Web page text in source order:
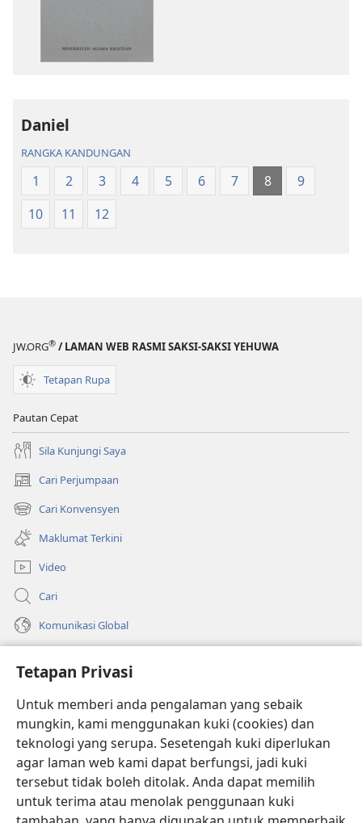
Tetapan Privasi
Untuk memberi anda pengalaman yang sebaik
mungkin, kami menggunakan kuki (cookies) dan
teknologi yang serupa. Sesetengah kuki diperlukan
agar laman web kami dapat berfungsi, jadi kuki
tersebut tidak boleh ditolak. Anda dapat memilih
untuk terima atau menolak penggunaan kuki
Daniel
RANGKA KANDUNGAN
1 2 3 4 5 6 7 8
9
10
11 12
JW.ORG® / LAMAN WEB RASMI SAKSI-SAKSI YEHUWA
Tetapan Rupa
Pautan Cepat
Sila Kunjungi Saya
Cari Perjumpaan
(membuka
tetingkap
baharu)
Cari Konvensyen
(membuka
tetingkap
baharu)
Maklumat Terkini
Video
Cari
Komunikasi Global
(membuka
tetingkap
baharu)PERPUSTAKAAN DALAM TALIAN Watchtower
(membuka
tetingkap
baharu)JW Hub
(membuka
tetingkap
baharu)
®